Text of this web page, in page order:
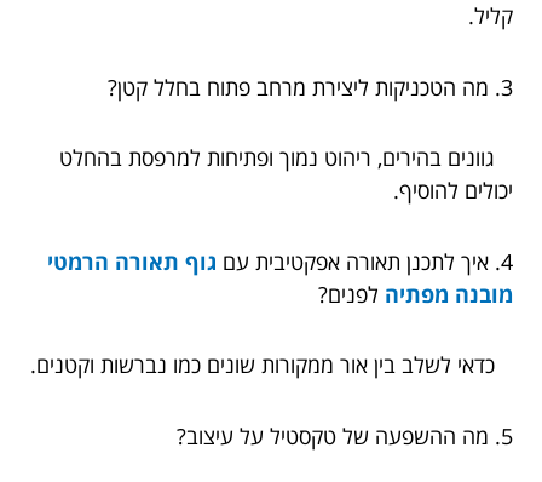
קליל.
3. מה הטכניקות ליצירת מרחב פתוח בחלל קטן?
גוונים בהירים, ריהוט נמוך ופתיחות למרפסת בהחלט
יכולים להוסיף.
4. איך לתכנן תאורה אפקטיבית עם
גוף תאורה הרמטי
מובנה מפתיה לפנים?
כדאי לשלב בין אור ממקורות שונים כמו נברשות וקטנים.
5. מה ההשפעה של טקסטיל על עיצוב?